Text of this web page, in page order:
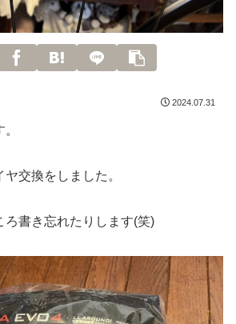
2024.07.31
交換をしました。
ろ書き忘れたりします(笑)